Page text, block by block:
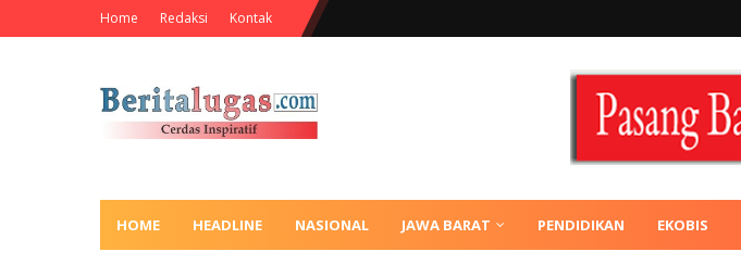
Home Redaksi Kontak
HOME HEADLINE NASIONAL JAWA BARAT PENDIDIKAN EKOBIS